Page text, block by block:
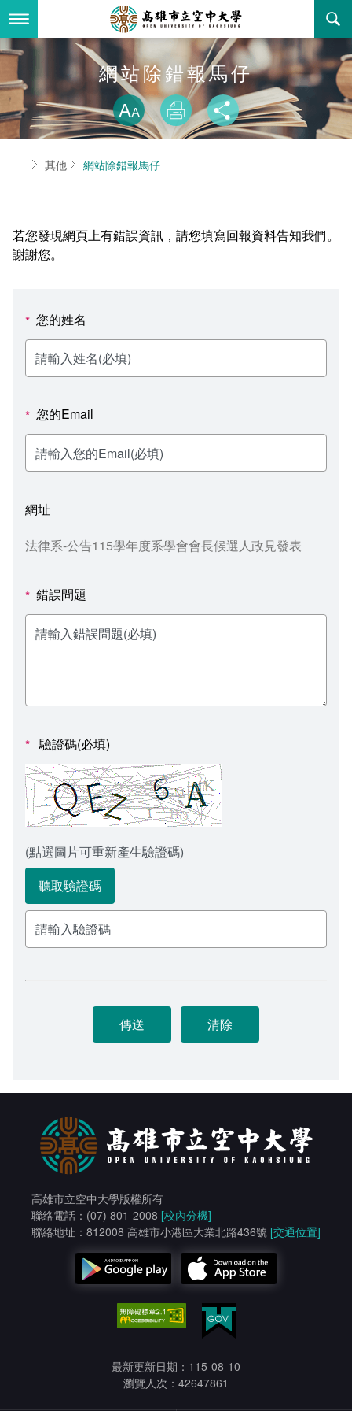
到
要
內最新消息
全部公告
教務公告
學系公告
活動研習
歷史訊息
新聞媒體專區
校園行事曆
報名系統
線上報名查詢
關於本校
空大簡介
立案證明
空大有利的學習條件
環境設備
本校位置
資訊圖像化專區
活動花絮
影音資訊
行政單位
行政單位簡介
校長室
教務處課務組
學習指導中心
輔導處
研發處
秘書處出納組
秘書處文書組
教學媒體處
電算中心
人事室
學術單位
通識教育中心
法律學系
大眾傳播學系
外國語文學系
文化藝術學系
健康管理與促進學系
其他好站
資訊相關法規
校務資訊
新生報名
在學資訊
校務系統
課程大綱
網路選課
校園行事曆
校內系統
資訊服務線上報修系統
消耗品申請
教室‧會議室預約系統
線上報修最新消息
問卷調查
法令規章
政府公開資訊
意見信箱
各單位意見信箱
諮詢信箱進度查詢
影音資訊
網站除錯報馬仔
略過字型切
放大
列印 分享
首頁其他 網站除錯報馬仔
若您發現網頁上有錯誤資訊，請您填寫回報資料告知我們。
謝謝您。
* 您的姓名
* 您的Email
網址
法律系-公告115學年度系學會會長候選人政見發表
* 錯誤問題
* 驗證碼(必填)
(點選圖片可重新產生驗證碼)
聽取驗證碼
高雄市立空中大學版權所有
聯絡電話：(07) 801-2008 [校內分機]
聯絡地址：812008 高雄市小港區大業北路436號 [交通位置]
最新更新日期：115-08-10
瀏覽人次：42647861